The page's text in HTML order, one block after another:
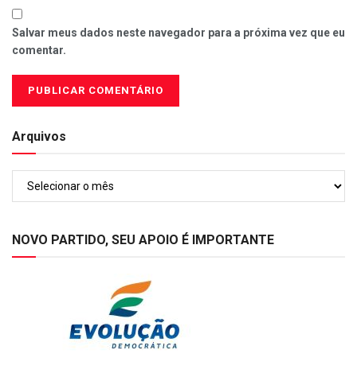
Salvar meus dados neste navegador para a próxima vez que eu
comentar.
Arquivos
NOVO PARTIDO, SEU APOIO É IMPORTANTE